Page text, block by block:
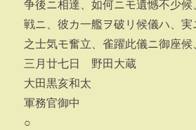
争後ニ相達、如何ニモ遺憾不少
戦ニ、彼カ一艦ヲ破リ候儀ハ、
之士気モ奮立、雀躍此儀ニ御座候
三月廿七日 野田大蔵
大田黒亥和太
軍務官御中
○